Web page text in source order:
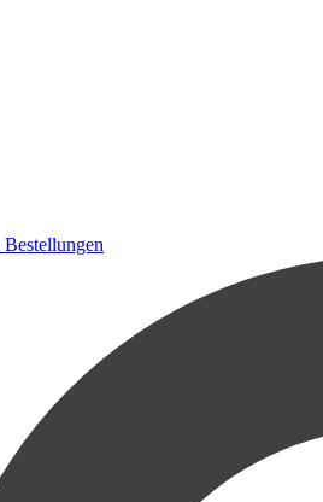
Bestellungen